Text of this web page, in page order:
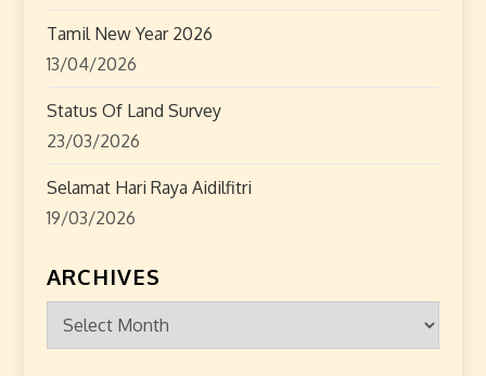
Tamil New Year 2026
13/04/2026
Status Of Land Survey
23/03/2026
Selamat Hari Raya Aidilfitri
19/03/2026
ARCHIVES
Archives